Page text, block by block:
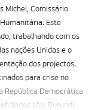
Michel, Comissário
Este
trabalhando com os
nações Unidas e o
dos projectos.
para crise no
República Democrática
são: Burundi,